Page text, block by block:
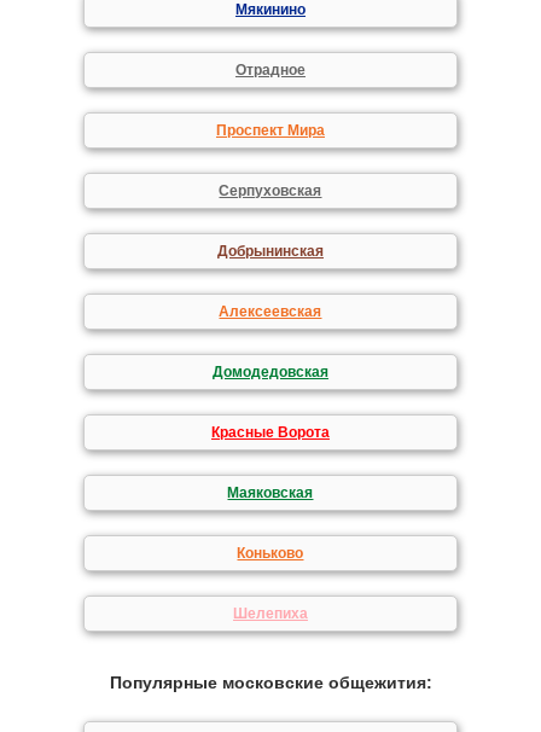
Мякинино
Отрадное
Проспект Мира
Серпуховская
Добрынинская
Алексеевская
Домодедовская
Красные Ворота
Маяковская
Коньково
Шелепиха
Популярные московские общежития: